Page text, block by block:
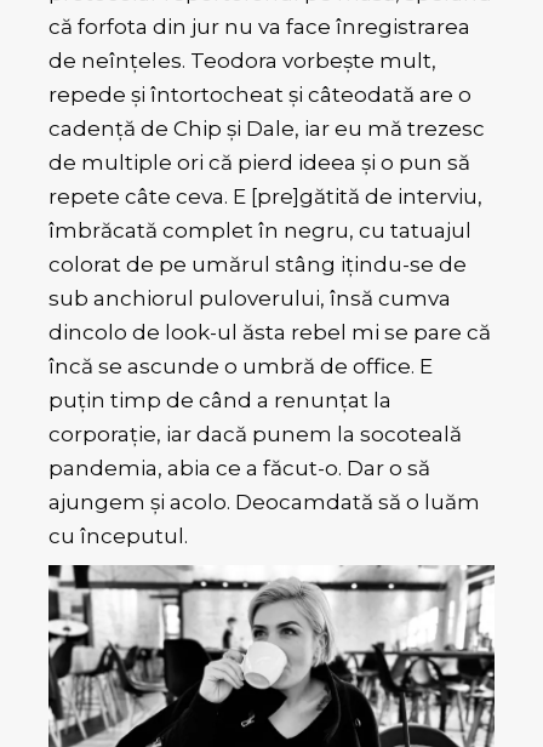
că forfota din jur nu va face înregistrarea
de neînțeles. Teodora vorbește mult,
repede și întortocheat și câteodată are o
cadență de Chip și Dale, iar eu mă trezesc
de multiple ori că pierd ideea și o pun să
repete câte ceva. E [pre]gătită de interviu,
îmbrăcată complet în negru, cu tatuajul
colorat de pe umărul stâng ițindu-se de
sub anchiorul puloverului, însă cumva
dincolo de look-ul ăsta rebel mi se pare că
încă se ascunde o umbră de office. E
puțin timp de când a renunțat la
corporație, iar dacă punem la socoteală
pandemia, abia ce a făcut-o. Dar o să
ajungem și acolo. Deocamdată să o luăm
cu începutul.